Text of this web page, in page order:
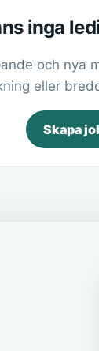
inga
och nya
eller
Skapa